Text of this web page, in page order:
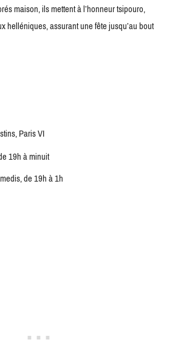
maison, ils mettent à l’honneur tsipouro,
helléniques, assurant une fête jusqu’au bout
Paris VI
19h à minuit
de 19h à 1h